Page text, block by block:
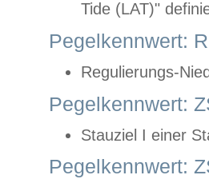
Tide (LAT)"
Pegelkennwert:
Regulierungs-
Pegelkennwert:
Stauziel I einer
Pegelkennwert: